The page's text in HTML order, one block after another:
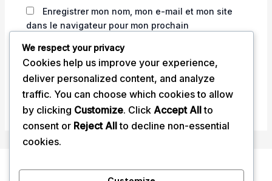
Enregistrer mon nom, mon e-mail et mon site
dans le navigateur pour mon prochain
Accueil
We respect your privacy
Cookies help us improve your experience,
deliver personalized content, and analyze
traffic. You can choose which cookies to allow
by clicking Customize. Click Accept Allto
consent or Reject Allto decline non-essential
cookies.